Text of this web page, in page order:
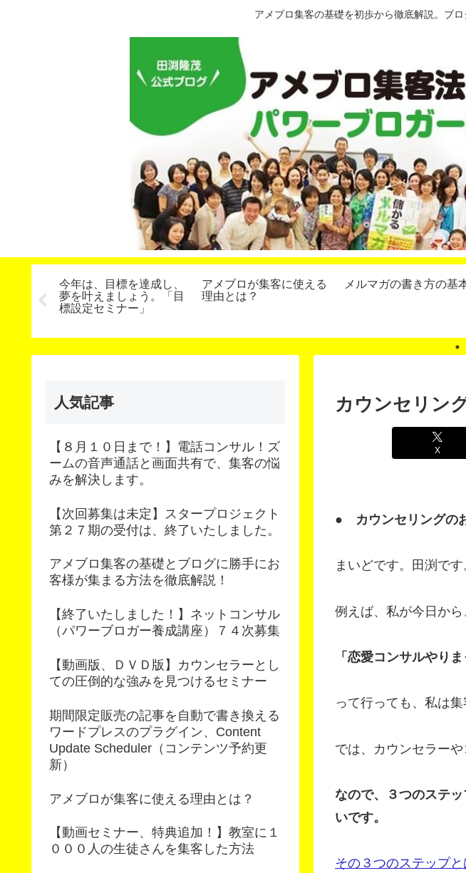
アメブロ集客の基礎を初歩から徹底解説。ブ
パワー
今年は、目標を達成し、
夢を叶えましょう。「目
標設定セミナー」
アメブロが集客に使える
理由とは？
メルマガの書き方の基
カウンセリン
X
● カウンセリングの
まいどです。田渕で
例えば、私が今日から
「恋愛コンサルやりま
って行っても、私は
では、カウンセラー
なので、３つのステ
いです。
その３つのステップと
人気記事
【８月１０日まで！】電話コンサル！ズ
ームの音声通話と画面共有で、集客の悩
みを解決します。
【次回募集は未定】スタープロジェクト
第２７期の受付は、終了いたしました。
アメブロ集客の基礎とブログに勝手にお
客様が集まる方法を徹底解説！
【終了いたしました！】ネットコンサル
（パワーブロガー養成講座）７４次募集
【動画版、ＤＶＤ版】カウンセラーとし
ての圧倒的な強みを見つけるセミナー
期間限定販売の記事を自動で書き換える
ワードプレスのプラグイン、Content
Update Scheduler（コンテンツ予約更
新）
アメブロが集客に使える理由とは？
【動画セミナー、特典追加！】教室に１
０００人の生徒さんを集客した方法